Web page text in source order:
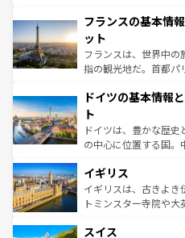
なお、新着のイタリア
しい。
文化が根付くこの国で
れる闘牛、そして美味
る。首都マドリードの
アートに溢れた街角か
せる。地方によって風
ンテンツ一覧 を参照し
フランスの基本情
ット
フランスは、世界中
指の観光地だ。首都パ
で、幅広い魅力が詰ま
聖堂、美しいビーチ、
から魅了する。また
れ、フランス料理はユ
香り高いラベンダー畑
らに、パリ以外の地
も豊かな歴史と文化が
ドイツの基本情報
ト
ドイツは、豊かな歴
の中心に位置する国。
顔を持つこの国は、ど
ルリンの文化的活気、
してライン川沿いの
は、お酒好きな人にはぜひ体
イギリス
イギリスは、古きよき
トミンスター寺院や
リアごとに異なる魅力
スイス